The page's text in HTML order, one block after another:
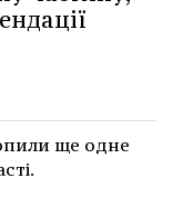
ще одне